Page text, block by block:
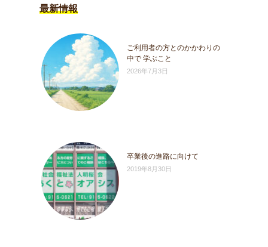
最新情報
ご利用者の方とのかかわりの
中で 学ぶこと
2026年7月3日
卒業後の進路に向けて
2019年8月30日